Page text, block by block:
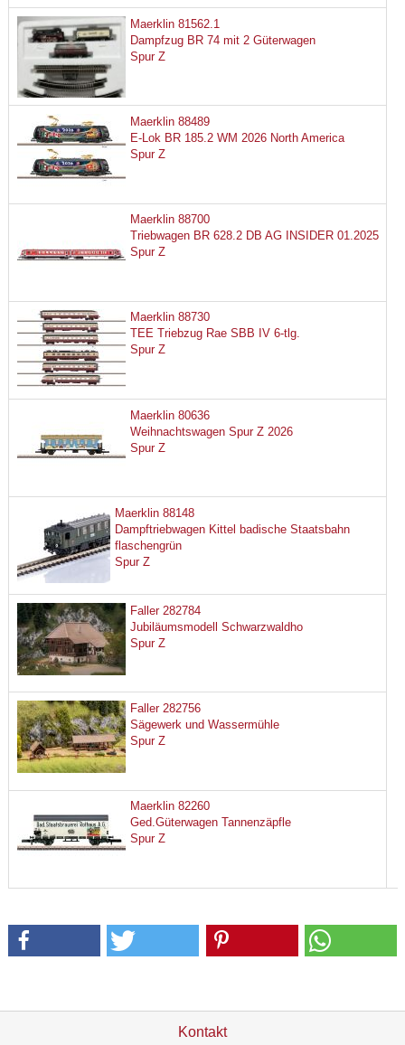
Maerklin 81562.1
Dampfzug BR 74 mit 2 Güterwagen
Spur Z
Maerklin 88489
E-Lok BR 185.2 WM 2026 North America
Spur Z
Maerklin 88700
Triebwagen BR 628.2 DB AG INSIDER 01.2025
Spur Z
Maerklin 88730
TEE Triebzug Rae SBB IV 6-tlg.
Spur Z
Maerklin 80636
Weihnachtswagen Spur Z 2026
Spur Z
Maerklin 88148
Dampftriebwagen Kittel badische Staatsbahn
flaschengrün
Spur Z
Faller 282784
Jubiläumsmodell Schwarzwaldho
Spur Z
Faller 282756
Sägewerk und Wassermühle
Spur Z
Maerklin 82260
Ged.Güterwagen Tannenzäpfle
Spur Z
Kontakt